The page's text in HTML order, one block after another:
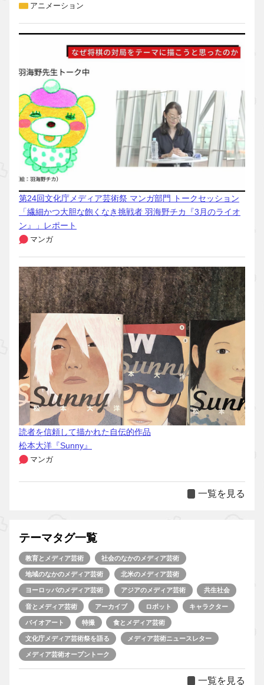
アニメーション
第24回文化庁メディア芸術祭 マンガ部門 トークセッション
「繊細かつ大胆な飽くなき挑戦者 羽海野チカ『3月のライオ
ン』」レポート
マンガ
読者を信頼して描かれた自伝的作品
松本大洋『Sunny』
マンガ
一覧を見る
テーマタグ一覧
教育とメディア芸術 社会のなかのメディア芸術
地域のなかのメディア芸術 北米のメディア芸術
ヨーロッパのメディア芸術 アジアのメディア芸術 共生社会
音とメディア芸術 アーカイブ ロボット キャラクター
バイオアート 特撮 食とメディア芸術
文化庁メディア芸術祭を語る メディア芸術ニュースレター
メディア芸術オープントーク
一覧を見る